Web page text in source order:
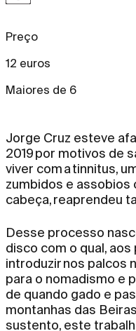
Preço
12 euros
Maiores de 6
Jorge Cruz esteve
2019 por motivos de
viver com a tinnitus,
zumbidos e assobios
cabeça, reaprendeu
Desse processo
disco com o qual,
introduzir nos palcos
para o nomadismo e
de quando gado e
montanhas das
sustento, este